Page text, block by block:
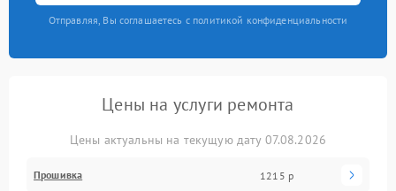
Отправляя, Вы соглашаетесь с политикой конфиденциальности
Цены на услуги ремонта
Цены актуальны на текущую дату 07.08.2026
Прошивка 1215 р